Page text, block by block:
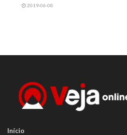
2019-06-08
Início